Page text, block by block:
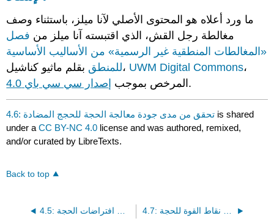
ما ورد أعلاه هو المحتوى الأصلي لآنا ميلز، باستثناء وصف
مغالطة رجل القش، الذي اقتبسته آنا ميلز من فصل
«المغالطات المنطقية غير الرسمية» من الأساليب الأساسية
للمنطقبقلم ماثيو كناشيل، UWM Digital Commons،
المرخص بموجب إصدار سي سي باي 4.0 .
4.6: تحقق من مدى جودة معالجة الحجة للحجج المضادة is shared
under aCC BY-NC 4.0 license and was authored, remixed,
and/or curated by LibreTexts.
Back to top
4.5: تحقق من افتراضات الحجة 4.7: التفكير في نقاط القوة للحجة